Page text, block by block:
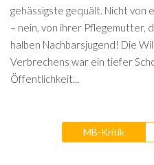
gehässigste gequält. Nicht von
– nein, von ihrer Pflegemutter,
halben Nachbarsjugend! Die
Verbrechens war ein tiefer
Öffentlichkeit...
MB-Kritik